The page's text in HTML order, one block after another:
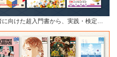
向けた超入門書から、実践・検定…